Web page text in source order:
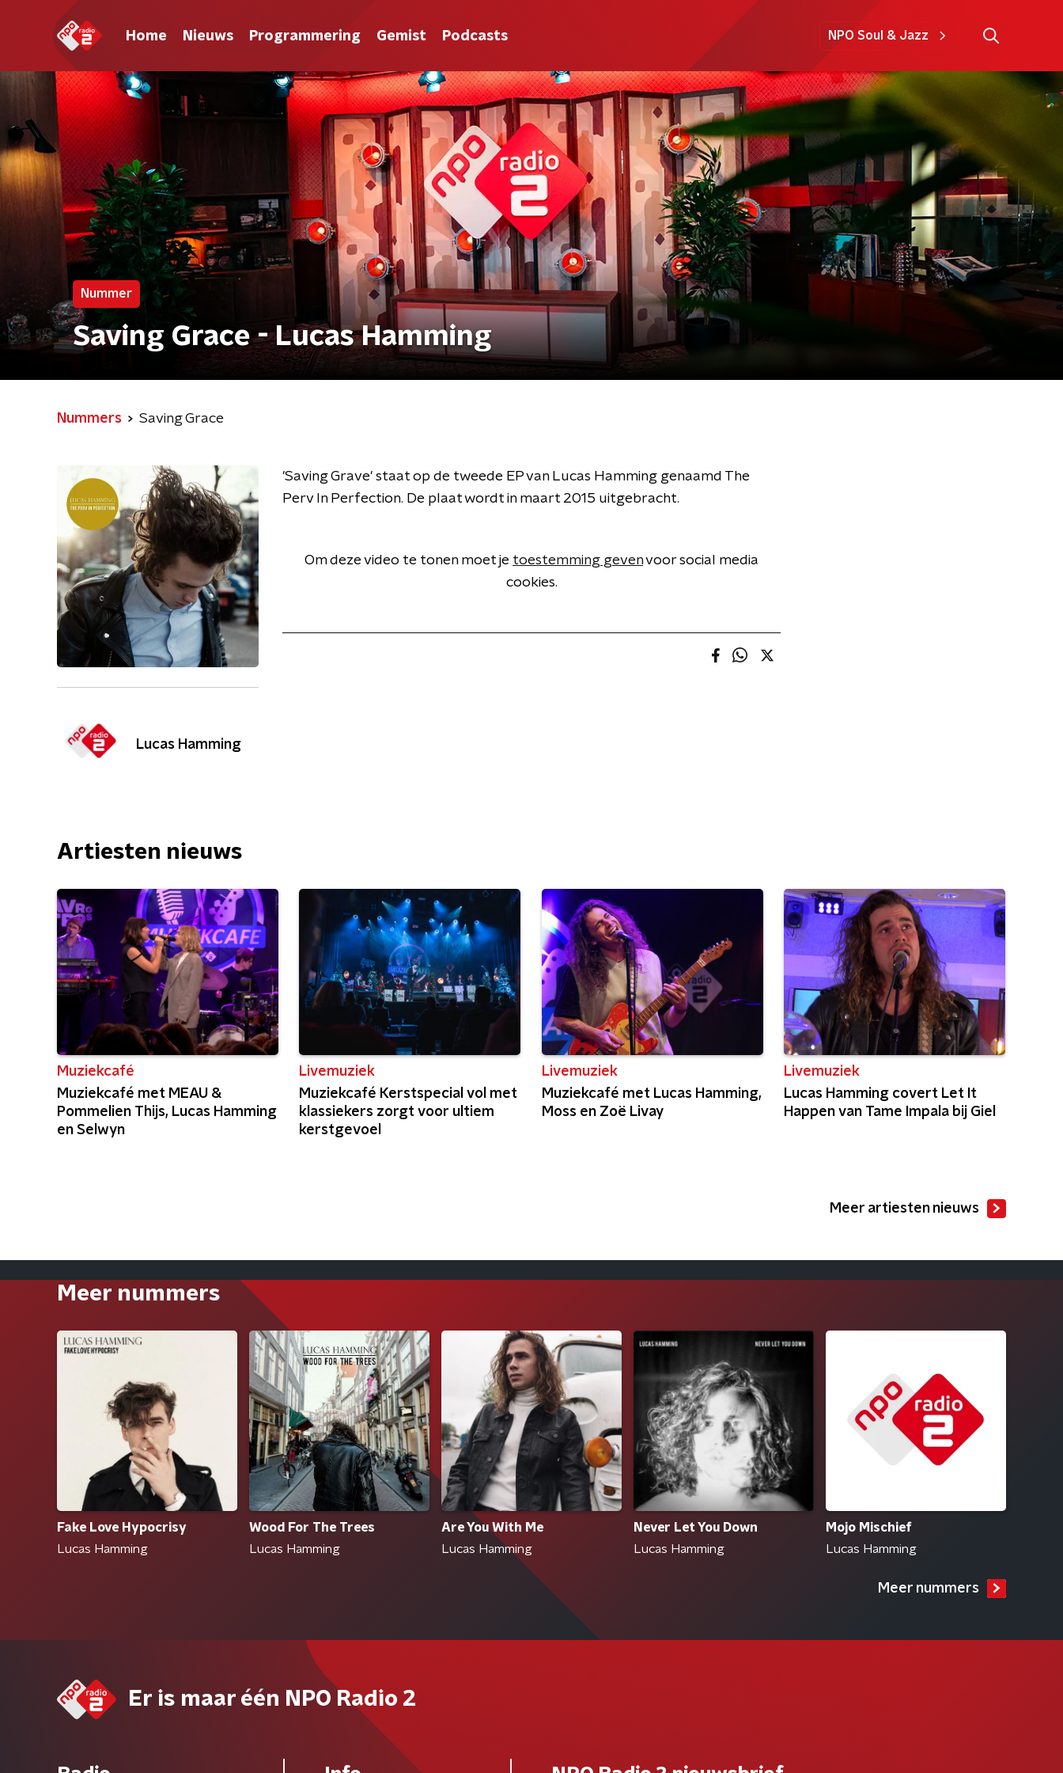
Home Nieuws Programmering Gemist Podcasts NPO Soul & Jazz
Nummer
Saving Grace - Lucas Hamming
Nummers Saving Grace
Lucas Hamming
'Saving Grave' staat op de tweede EP van Lucas Hamming genaamd The
Perv In Perfection. De plaat wordt in maart 2015 uitgebracht.
Om deze video te tonen moet je toestemming gevenvoor social media
cookies.
Artiesten nieuws
Muziekcafé
Muziekcafé met MEAU &
Pommelien Thijs, Lucas Hamming
en Selwyn
Livemuziek
Muziekcafé Kerstspecial vol met
klassiekers zorgt voor ultiem
kerstgevoel
Livemuziek
Muziekcafé met Lucas Hamming,
Moss en Zoë Livay
Livemuziek
Lucas Hamming covert Let It
Happen van Tame Impala bij Giel
Meer artiesten nieuws
Meer nummers
Fake Love Hypocrisy
Lucas Hamming
Wood For The Trees
Lucas Hamming
Are You With Me
Lucas Hamming
Never Let You Down
Lucas Hamming
Mojo Mischief
Lucas Hamming
Meer nummers
Er is maar één NPO Radio 2